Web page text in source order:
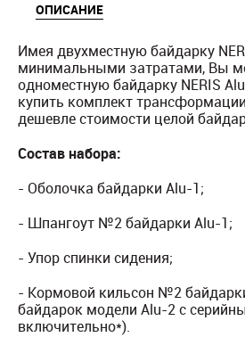
ОПИСАНИЕ
Имея двухместную байдарку
минимальными затратами, Вы
одноместную байдарку NERIS
купить комплект
дешевле стоимости целой
Состав набора:
- Оболочка байдарки Alu-1;
- Шпангоут №2 байдарки Alu-1;
- Упор спинки сидения;
- Кормовой кильсон №2
байдарок модели Alu-2 с
включительно*).